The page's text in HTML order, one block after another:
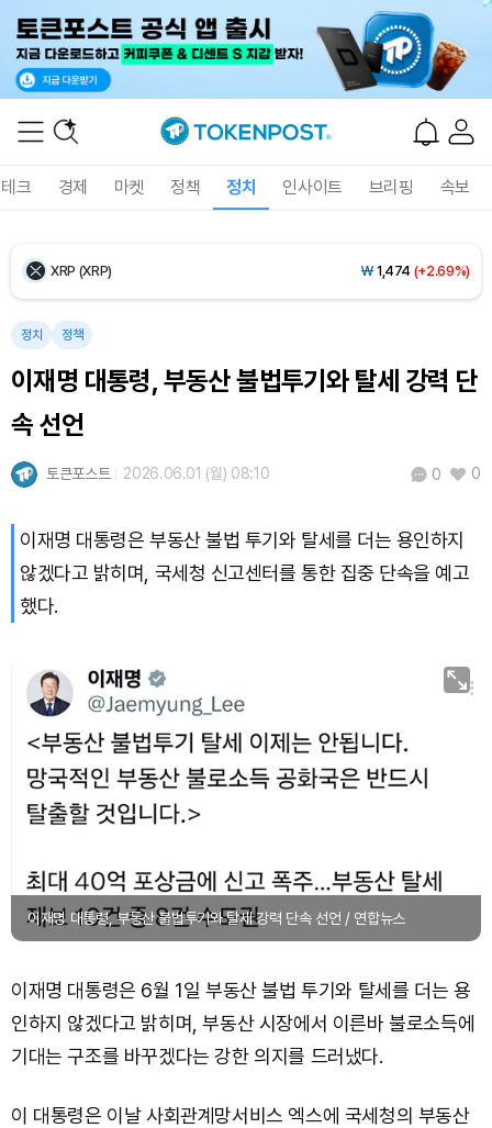
테크 경제 마켓 정책 정치 인사이트 브리핑 속보
Ethereum (ETH) ₩2,704,704(+0.58%)
XRP (XRP) ₩ 1,474 (+2.69%)
Solana (SOL)
TRON (TRX) ₩462.8(+0.45%)
Hyperliquid (HYPE)
Bitcoin (BTC) ₩91,570,319(+0.38%)
정치 정책
이재명 대통령, 부동산 불법투기와 탈세 강력 단
속 선언
토큰포스트 2026.06.01 (월) 08:10 0 0
이재명 대통령은 부동산 불법 투기와 탈세를 더는 용인하지
않겠다고 밝히며, 국세청 신고센터를 통한 집중 단속을 예고
했다.
이재명 대통령, 부동산 불법투기와 탈세 강력 단속 선언 / 연합뉴스
이재명 대통령은 6월 1일 부동산 불법 투기와 탈세를 더는 용
인하지 않겠다고 밝히며, 부동산 시장에서 이른바 불로소득에
기대는 구조를 바꾸겠다는 강한 의지를 드러냈다.
이 대통령은 이날 사회관계망서비스 엑스에 국세청의 부동산